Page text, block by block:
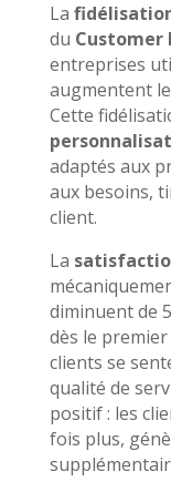
La
du Customer
entreprises
augmentent
Cette
adaptés aux
aux besoins,
client.
La
diminuent de
dès le premier
clients se
qualité de
positif : les
fois plus,